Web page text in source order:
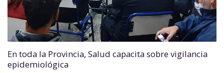
En toda la Provincia, Salud capacita sobre vigilancia
epidemiológica